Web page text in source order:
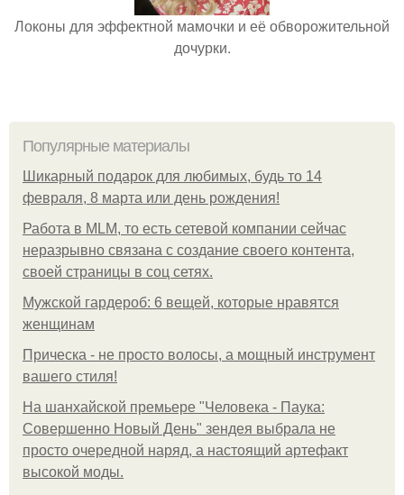
Локоны для эффектной мамочки и её обворожительной
дочурки.
Популярные материалы
Шикарный подарок для любимых, будь то 14
февраля, 8 марта или день рождения!
Работа в MLM, то есть сетевой компании сейчас
неразрывно связана с создание своего контента,
своей страницы в соц сетях.
Мужской гардероб: 6 вещей, которые нравятся
женщинам
Прическа - не просто волосы, а мощный инструмент
вашего стиля!
На шанхайской премьере "Человека - Паука:
Совершенно Новый День" зендея выбрала не
просто очередной наряд, а настоящий артефакт
высокой моды.